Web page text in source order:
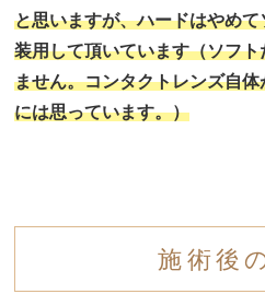
と思いますが、ハードはやめ
装用して頂いています（ソフ
ません。コンタクトレンズ自
には思っています。）
施術後